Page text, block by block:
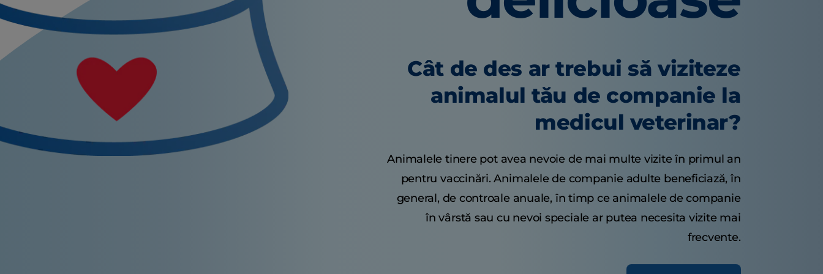
Cât de des ar trebui să viziteze
animalul tău de companie la
medicul veterinar?
Animalele tinere pot avea nevoie de mai multe vizite în primul an
pentru vaccinări. Animalele de companie adulte beneficiază, în
general, de controale anuale, în timp ce animalele de companie
în vârstă sau cu nevoi speciale ar putea necesita vizite mai
frecvente.